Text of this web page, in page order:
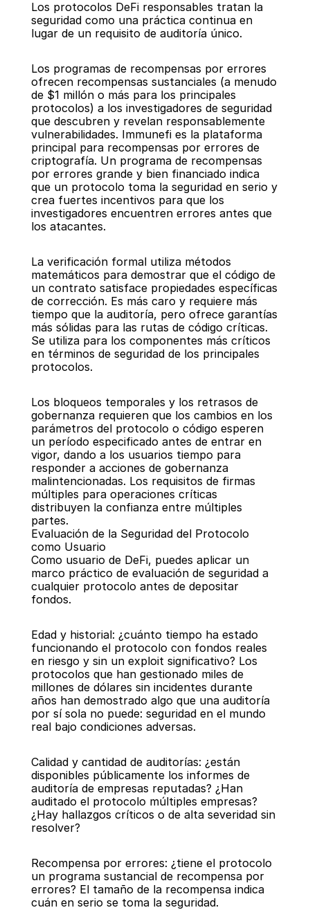
Los protocolos DeFi responsables tratan la
seguridad como una práctica continua en
lugar de un requisito de auditoría único.
Los programas de recompensas por errores
ofrecen recompensas sustanciales (a menudo
de $1 millón o más para los principales
protocolos) a los investigadores de seguridad
que descubren y revelan responsablemente
vulnerabilidades. Immunefi es la plataforma
principal para recompensas por errores de
criptografía. Un programa de recompensas
por errores grande y bien financiado indica
que un protocolo toma la seguridad en serio y
crea fuertes incentivos para que los
investigadores encuentren errores antes que
los atacantes.
La verificación formal utiliza métodos
matemáticos para demostrar que el código de
un contrato satisface propiedades específicas
de corrección. Es más caro y requiere más
tiempo que la auditoría, pero ofrece garantías
más sólidas para las rutas de código críticas.
Se utiliza para los componentes más críticos
en términos de seguridad de los principales
protocolos.
Los bloqueos temporales y los retrasos de
gobernanza requieren que los cambios en los
parámetros del protocolo o código esperen
un período especificado antes de entrar en
vigor, dando a los usuarios tiempo para
responder a acciones de gobernanza
malintencionadas. Los requisitos de firmas
múltiples para operaciones críticas
distribuyen la confianza entre múltiples
partes.
Evaluación de la Seguridad del Protocolo
como Usuario
Como usuario de DeFi, puedes aplicar un
marco práctico de evaluación de seguridad a
cualquier protocolo antes de depositar
fondos.
Edad y historial: ¿cuánto tiempo ha estado
funcionando el protocolo con fondos reales
en riesgo y sin un exploit significativo? Los
protocolos que han gestionado miles de
millones de dólares sin incidentes durante
años han demostrado algo que una auditoría
por sí sola no puede: seguridad en el mundo
real bajo condiciones adversas.
Calidad y cantidad de auditorías: ¿están
disponibles públicamente los informes de
auditoría de empresas reputadas? ¿Han
auditado el protocolo múltiples empresas?
¿Hay hallazgos críticos o de alta severidad sin
resolver?
Recompensa por errores: ¿tiene el protocolo
un programa sustancial de recompensa por
errores? El tamaño de la recompensa indica
cuán en serio se toma la seguridad.